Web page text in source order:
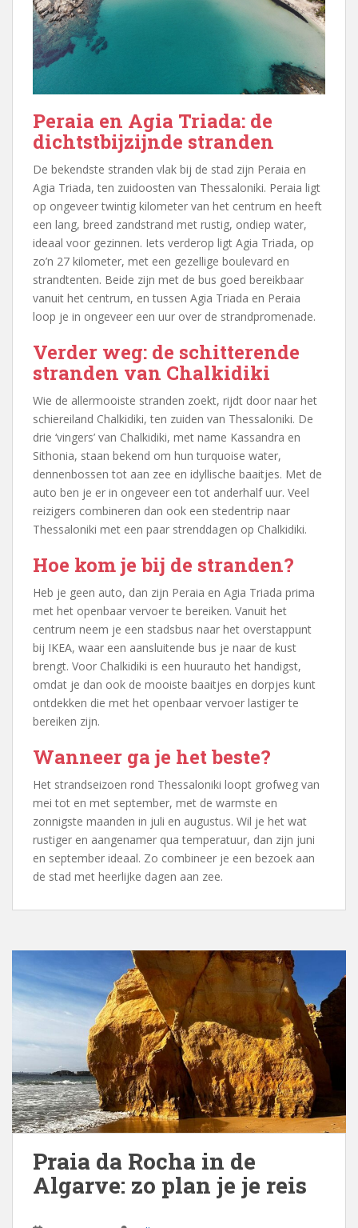
Peraia en Agia Triada: de
dichtstbijzijnde stranden
De bekendste stranden vlak bij de stad zijn Peraia en
Agia Triada, ten zuidoosten van Thessaloniki. Peraia ligt
op ongeveer twintig kilometer van het centrum en heeft
een lang, breed zandstrand met rustig, ondiep water,
ideaal voor gezinnen. Iets verderop ligt Agia Triada, op
zo’n 27 kilometer, met een gezellige boulevard en
strandtenten. Beide zijn met de bus goed bereikbaar
vanuit het centrum, en tussen Agia Triada en Peraia
loop je in ongeveer een uur over de strandpromenade.
Verder weg: de schitterende
stranden van Chalkidiki
Wie de allermooiste stranden zoekt, rijdt door naar het
schiereiland Chalkidiki, ten zuiden van Thessaloniki. De
drie ‘vingers’ van Chalkidiki, met name Kassandra en
Sithonia, staan bekend om hun turquoise water,
dennenbossen tot aan zee en idyllische baaitjes. Met de
auto ben je er in ongeveer een tot anderhalf uur. Veel
reizigers combineren dan ook een stedentrip naar
Thessaloniki met een paar strenddagen op Chalkidiki.
Hoe kom je bij de stranden?
Heb je geen auto, dan zijn Peraia en Agia Triada prima
met het openbaar vervoer te bereiken. Vanuit het
centrum neem je een stadsbus naar het overstappunt
bij IKEA, waar een aansluitende bus je naar de kust
brengt. Voor Chalkidiki is een huurauto het handigst,
omdat je dan ook de mooiste baaitjes en dorpjes kunt
ontdekken die met het openbaar vervoer lastiger te
bereiken zijn.
Wanneer ga je het beste?
Het strandseizoen rond Thessaloniki loopt grofweg van
mei tot en met september, met de warmste en
zonnigste maanden in juli en augustus. Wil je het wat
rustiger en aangenamer qua temperatuur, dan zijn juni
en september ideaal. Zo combineer je een bezoek aan
de stad met heerlijke dagen aan zee.
Praia da Rocha in de
Algarve: zo plan je je reis